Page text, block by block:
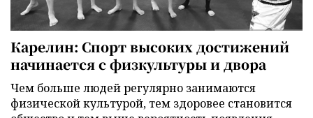
Карелин: Спорт высоких достижений
начинается с физкультуры и двора
Чем больше людей регулярно занимаются
физической культурой, тем здоровее становится